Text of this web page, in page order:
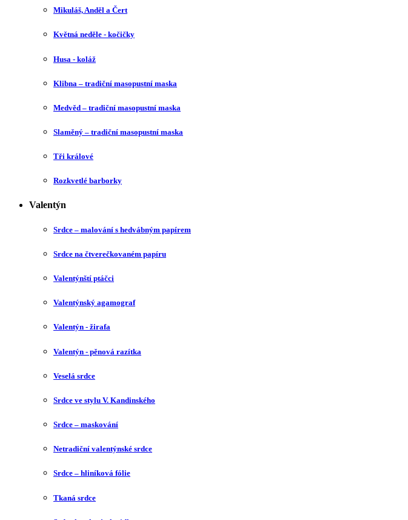
Mikuláš, Anděl a Čert
Květná neděle - kočičky
Husa - koláž
Klibna – tradiční masopustní maska
Medvěd – tradiční masopustní maska
Slaměný – tradiční masopustní maska
Tři králové
Rozkvetlé barborky
Valentýn
Srdce – malování s hedvábným papírem
Srdce na čtverečkovaném papíru
Valentýnští ptáčci
Valentýnský agamograf
Valentýn - žirafa
Valentýn - pěnová razítka
Veselá srdce
Srdce ve stylu V. Kandinského
Srdce – maskování
Netradiční valentýnské srdce
Srdce – hliníková fólie
Tkaná srdce